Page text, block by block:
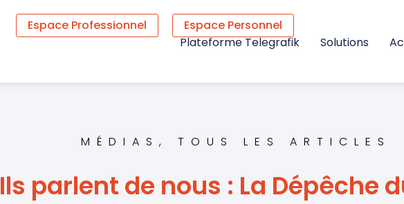
Espace Professionnel
Espace Personnel
Plateforme Telegrafik
Solutions
MÉDIAS , TOUS LES ARTICLES
Ils parlent de nous : La Dépêche